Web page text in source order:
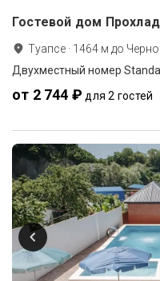
Гостевой дом
Туапсе · 1464 м до
Двухместный номер
от 2 744 ₽ для 2 гостей